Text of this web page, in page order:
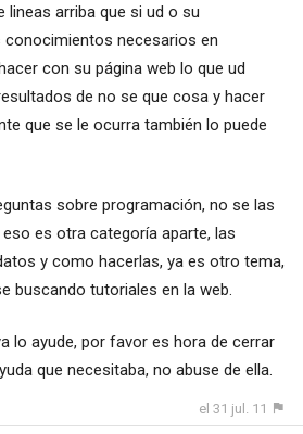
lineas arriba que si ud o su
necesarios en
con su página web lo que ud
de no se que cosa y hacer
que se le ocurra también lo puede
sobre programación, no se las
es otra categoría aparte, las
y como hacerlas, ya es otro tema,
buscando tutoriales en la web.
lo ayude, por favor es hora de cerrar
que necesitaba, no abuse de ella.
el 31 jul. 11